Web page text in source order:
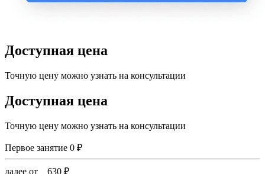
Доступная цена
Точную цену можно узнать на консультации
Доступная цена
Точную цену можно узнать на консультации
Первое занятие 0 ₽
далее от 630 ₽